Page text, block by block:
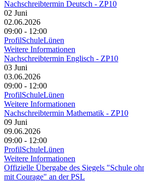
Nachschreibtermin Deutsch - ZP10
02 Juni
02.06.2026
09:00 - 12:00
ProfilSchuleLünen
Weitere Informationen
Nachschreibtermin Englisch - ZP10
03 Juni
03.06.2026
09:00 - 12:00
ProfilSchuleLünen
Weitere Informationen
Nachschreibtermin Mathematik - ZP10
09 Juni
09.06.2026
09:00 - 12:00
ProfilSchuleLünen
Weitere Informationen
Offizielle Übergabe des Siegels "Schule
mit Courage" an der PSL